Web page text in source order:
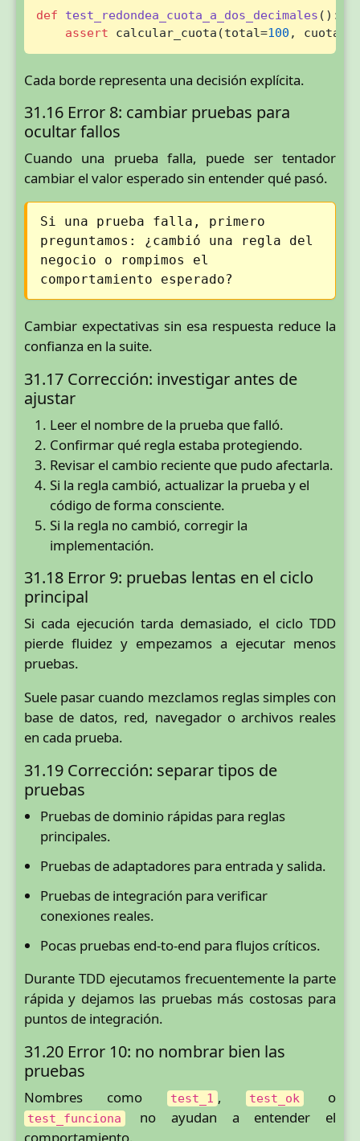
def test_redondea_cuota_a_dos_decimales ():
assert calcular_cuota(total=100 , cuotas=
Cada borde representa una decisión explícita.
31.16 Error 8: cambiar pruebas para
ocultar fallos
Cuando una prueba falla, puede ser tentador
cambiar el valor esperado sin entender qué pasó.
Si una prueba falla, primero
preguntamos: ¿cambió una regla del
negocio o rompimos el
comportamiento esperado?
Cambiar expectativas sin esa respuesta reduce la
confianza en la suite.
31.17 Corrección: investigar antes de
ajustar
Leer el nombre de la prueba que falló.
Confirmar qué regla estaba protegiendo.
Revisar el cambio reciente que pudo afectarla.
Si la regla cambió, actualizar la prueba y el
código de forma consciente.
Si la regla no cambió, corregir la
implementación.
31.18 Error 9: pruebas lentas en el ciclo
principal
Si cada ejecución tarda demasiado, el ciclo TDD
pierde fluidez y empezamos a ejecutar menos
pruebas.
Suele pasar cuando mezclamos reglas simples con
base de datos, red, navegador o archivos reales
en cada prueba.
31.19 Corrección: separar tipos de
pruebas
Pruebas de dominio rápidas para reglas
principales.
Pruebas de adaptadores para entrada y salida.
Pruebas de integración para verificar
conexiones reales.
Pocas pruebas end-to-end para flujos críticos.
Durante TDD ejecutamos frecuentemente la parte
rápida y dejamos las pruebas más costosas para
puntos de integración.
31.20 Error 10: no nombrar bien las
pruebas
Nombres como test_1 , test_ok o
test_funciona no ayudan a entender el